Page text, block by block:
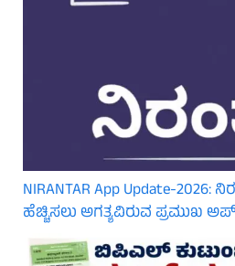
NIRANTAR App Update-
ಹೆಚ್ಚಿಸಲು ಅಗತ್ಯವಿರುವ ಪ್ರಮುಖ